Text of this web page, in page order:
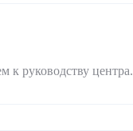
к руководству центра.